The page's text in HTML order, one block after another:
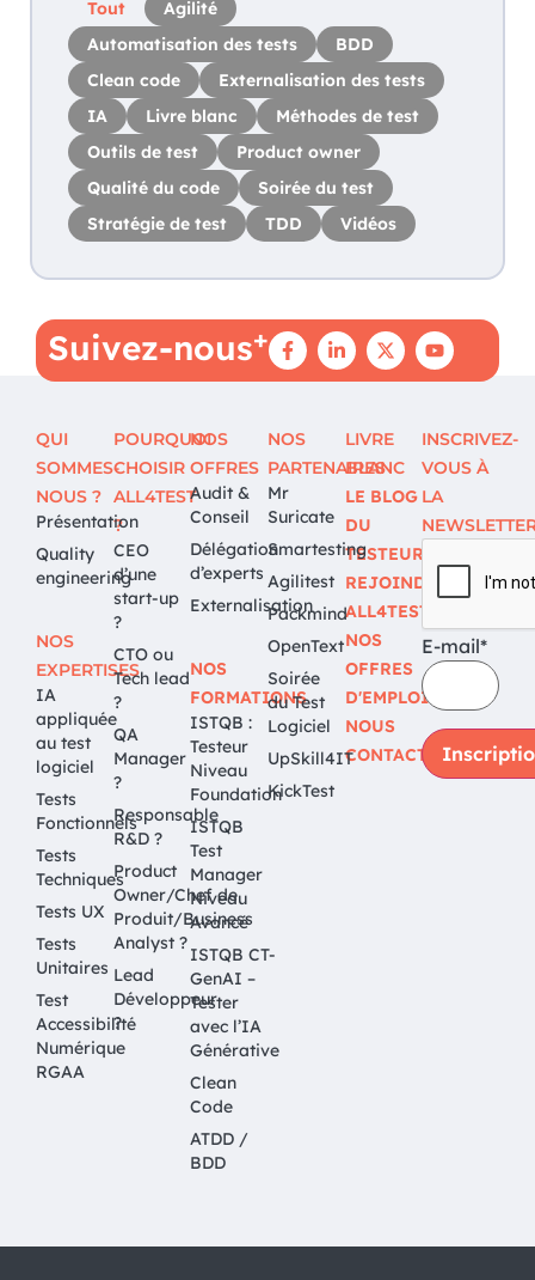
Agilité
Automatisation des tests
BDD
Clean code
Externalisation des tests
IA
Livre blanc
Méthodes de test
Outils de test
Product owner
Qualité du code
Soirée du test
Stratégie de test
TDD Vidéos
Tout
Suivez-nous+
QUI
SOMMES-
NOUS ?
Présentation
Quality
engineering
NOS
EXPERTISES
IA
appliquée
au test
logiciel
Tests
Fonctionnels
Tests
Techniques
Tests UX
Tests
Unitaires
Test
Accessibilité
Numérique
RGAA
POURQUOI
CHOISIR
ALL4TEST
?
CEO
d’une
start-up
?
CTO ou
Tech lead
?
QA
Manager
?
Responsable
R&D ?
Product
Owner/Chef de
Produit/Business
Analyst ?
Lead
Développeur
?
NOS
OFFRES
Audit &
Conseil
Délégation
d’experts
Externalisation
NOS
FORMATIONS
ISTQB :
Testeur
Niveau
Foundation
ISTQB
Test
Manager
Niveau
Avancé
ISTQB CT-
GenAI –
Tester
avec l’IA
Générative
Clean
Code
ATDD /
BDD
NOS
PARTENAIRES
Mr
Suricate
Smartesting
Agilitest
Packmind
OpenText
Soirée
du Test
Logiciel
UpSkill4IT
KickTest
LIVRE
BLANC
LE BLOG
DU
TESTEUR
REJOINDRE
ALL4TEST
NOS
OFFRES
D'EMPLOI
NOUS
CONTACTER
INSCRIVEZ-
VOUS À
LA
E-mail*